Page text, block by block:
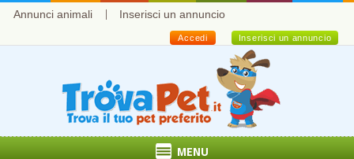
Annunci animali Inserisci un annuncio
Inserisci un annuncio
Accedi
MENU